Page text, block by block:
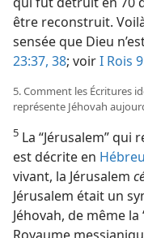
être reconstruit.
sensée que Dieu
23:37, 38; voirI Rois
5. Comment les Écritures
représente Jéhovah
5 La “Jérusalem” qui
est décrite en
vivant, la Jérusalem
Jérusalem était un
Jéhovah, de même la